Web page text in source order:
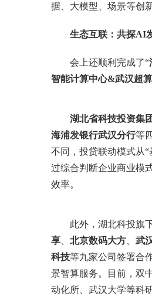
据、大模型、场景等创
生态互联：共探AI
会上还顺利完成了“
智能计算中心&武汉超
湖北省科技投资集
海浦发银行武汉分行等
不同，投贷联动模式从
过综合判断企业商业模
效率。
此外，湖北科投旗
享
北京数码大方 武
科技等九家公司签署合
景智算服务。目前，双
动化所、武汉大学等科